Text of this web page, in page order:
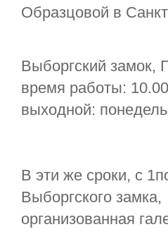
Образцовой в
Выборгский замок,
время работы:
выходной:
В эти же сроки, с
Выборгского
организованная